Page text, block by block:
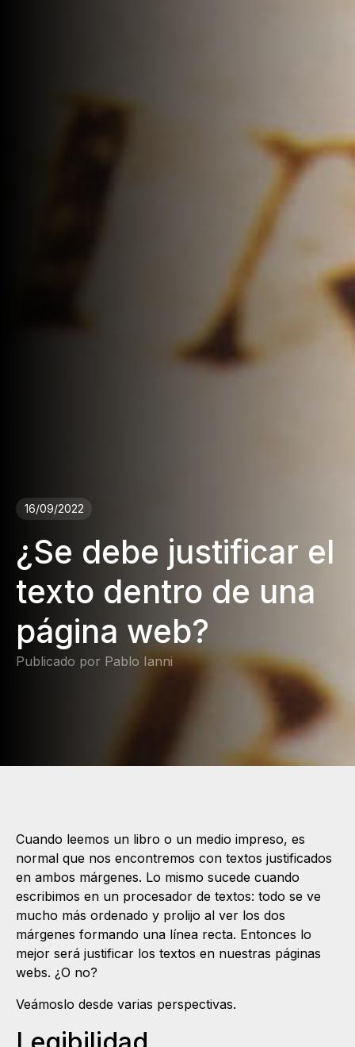
16/09/2022
¿Se debe justificar el
texto dentro de una
página web?
Publicado por Pablo Ianni
Cuando leemos un libro o un medio impreso, es
normal que nos encontremos con textos justificados
en ambos márgenes. Lo mismo sucede cuando
escribimos en un procesador de textos: todo se ve
mucho más ordenado y prolijo al ver los dos
márgenes formando una línea recta. Entonces lo
mejor será justificar los textos en nuestras páginas
webs. ¿O no?
Veámoslo desde varias perspectivas.